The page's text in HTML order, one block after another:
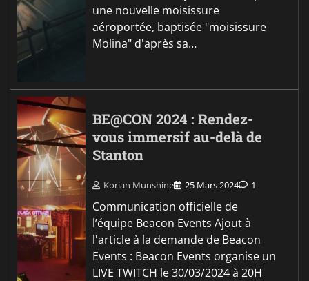
une nouvelle moisissure
aéroportée, baptisée "moisissure
Molina" d'après sa…
BE@CON 2024 : Rendez-
vous immersif au-delà de
Stanton
Korian Munshine 25 Mars 2024 1
Communication officielle de
l’équipe Beacon Events Ajout à
l'article à la demande de Beacon
Events : Beacon Events organise un
LIVE TWITCH le 30/03/2024 à 20H